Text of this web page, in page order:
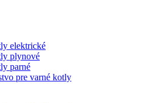
elektrické
plynové
parné
pre varné kotly